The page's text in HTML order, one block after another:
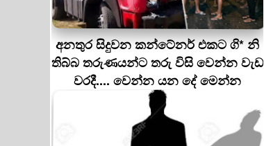
අනතුර සිදුවන කන්ටේනර් එකට ගි* නි
තිබ්බ තරුණයන්ට තරු විසි වෙන්න වැඩ
වරදී.... වෙන්න යන දේ මෙන්න